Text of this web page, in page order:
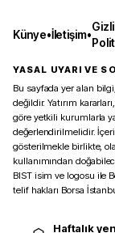
Künye•İletişim•
YASAL UYARI VE
Bu sayfada yer alan
değildir. Yatırım
göre yetkili kurumlarla
değerlendirilmelidir.
gösterilmekle birlikte,
kullanımından
BIST isim ve logosu ile
telif hakları Borsa
Haftalık